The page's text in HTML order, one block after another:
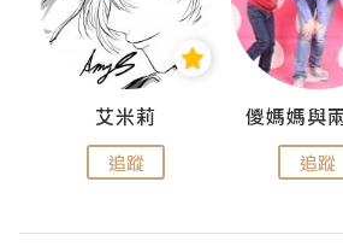
艾米莉
追蹤 追蹤